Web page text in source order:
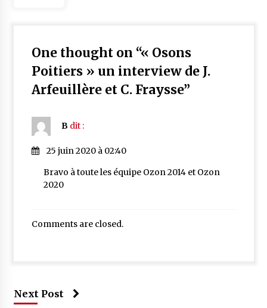
One thought on “« Osons
Poitiers » un interview de J.
Arfeuillère et C. Fraysse”
B dit :
25 juin 2020 à 02:40
Bravo à toute les équipe Ozon 2014 et Ozon
2020
Comments are closed.
Next Post